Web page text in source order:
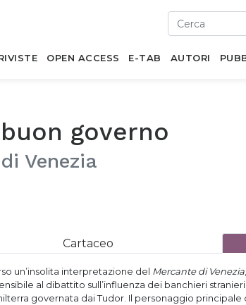
OPEN ACCESS E-TAB AUTORI
governo
Venezia
Cartaceo
un’insolita interpretazione del Mercante di Venezia
al dibattito sull’influenza dei banchieri
governata dai Tudor. Il personaggio